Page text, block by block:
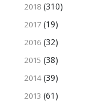
2018 (310)
2017 (19)
2016 (32)
2015 (38)
2014(39)
2013 (61)